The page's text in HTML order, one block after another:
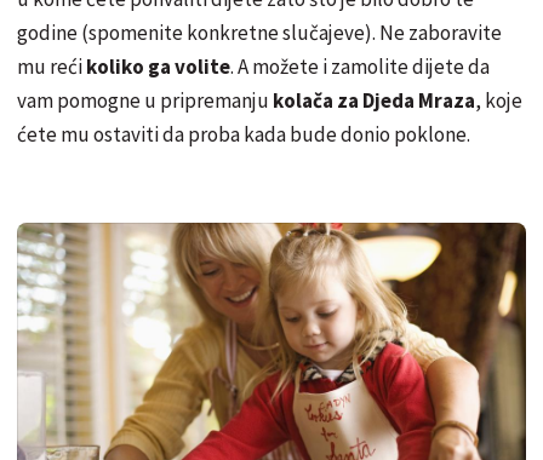
godine (spomenite konkretne slučajeve). Ne zaboravite
mu rećikoliko ga volite. A možete i zamolite dijete da
vam pomogne u pripremanju kolača za Djeda Mraza, koje
ćete mu ostaviti da proba kada bude donio poklone.